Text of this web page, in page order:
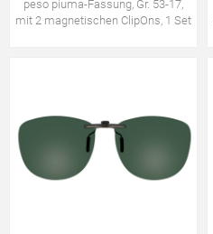
peso piuma-Fassung, Gr. 53-17,
mit 2 magnetischen ClipOns, 1 Set